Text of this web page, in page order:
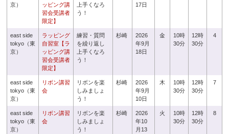
京）
ッピング講
習会受講者
限定】
上手くなろ
う！
17日
east side
tokyo（東
京）
ラッピング
自習室【ラ
ッピング講
習会受講者
限定】
練習・質問
を繰り返し
上手くなろ
う！
杉崎
2026
年9月
18日
金
10時
30分
12時
30分
4
east side
tokyo（東
京）
リボン講習
会
リボンを楽
しみましょ
う！
杉崎
2026
年9月
10日
木
10時
30分
12時
30分
7
east side
tokyo（東
京）
リボン講習
会
リボンを楽
しみましょ
う！
杉崎
2026
年10
月13
火
10時
30分
12時
30分
8